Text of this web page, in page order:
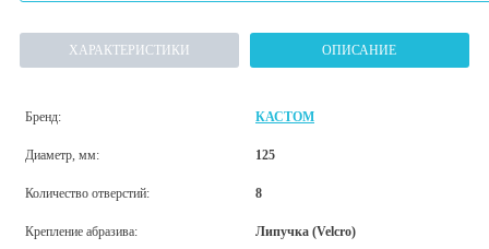
ХАРАКТЕРИСТИКИ ОПИСАНИЕ
Бренд: КАСТОМ
Диаметр, мм: 125
Количество отверстий: 8
Крепление абразива: Липучка (Velcro)